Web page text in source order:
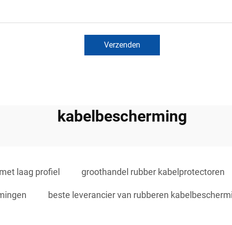
Verzenden
kabelbescherming
laag profiel groothandel rubber kabelprotectoren
beste leverancier van rubberen